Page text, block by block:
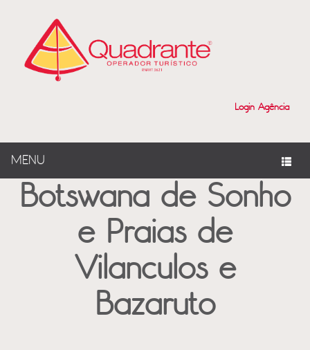
Login Agência
MENU
Botswana de Sonho
e Praias de
Vilanculos e
Bazaruto